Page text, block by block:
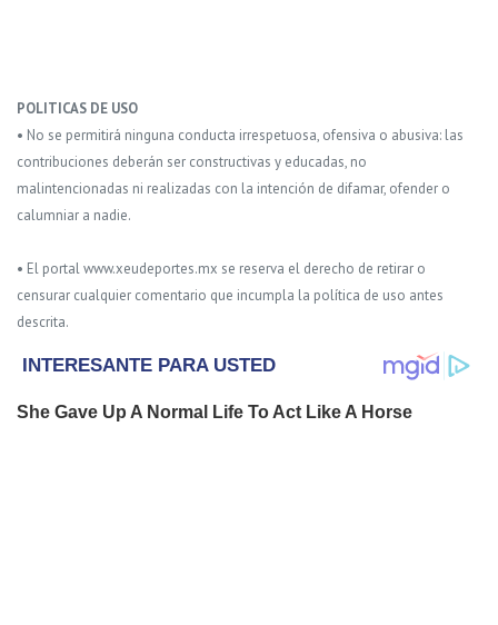
POLITICAS DE USO
• No se permitirá ninguna conducta irrespetuosa, ofensiva o abusiva: las
contribuciones deberán ser constructivas y educadas, no
malintencionadas ni realizadas con la intención de difamar, ofender o
calumniar a nadie.
• El portal www.xeudeportes.mx se reserva el derecho de retirar o
censurar cualquier comentario que incumpla la política de uso antes
descrita.